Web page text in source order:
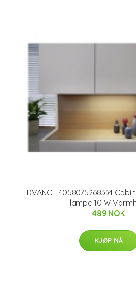
LEDVANCE 4058075268364
lampe 10 W
489 NOK
KJØP NÅ